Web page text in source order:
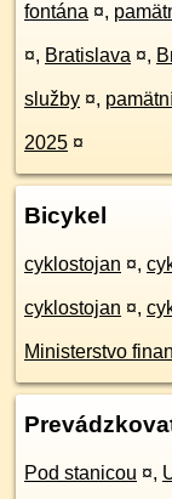
fontána ¤,
¤, Bratislava ¤,
služby ¤,
2025 ¤
Bicykel
cyklostojan ¤,
cyklostojan ¤,
Ministerstvo
Pod stanicou ¤,